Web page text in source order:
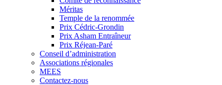
Méritas
Temple de la renommée
Prix Cédric-Grondin
Prix Asham Entraîneur
Prix Réjean-Paré
Conseil d’administration
Associations régionales
MEES
Contactez-nous